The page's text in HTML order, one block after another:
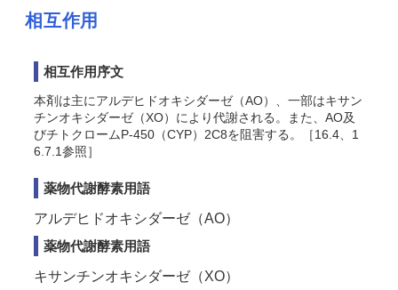
相互作用
相互作用序文
本剤は主にアルデヒドオキシダーゼ（AO）、一部はキサン
チンオキシダーゼ（XO）により代謝される。また、AO及
びチトクロームP-450（CYP）2C8を阻害する 。［16.4、1
6.7.1参照］
薬物代謝酵素用語
アルデヒドオキシダーゼ（AO）
薬物代謝酵素用語
キサンチンオキシダーゼ（XO）